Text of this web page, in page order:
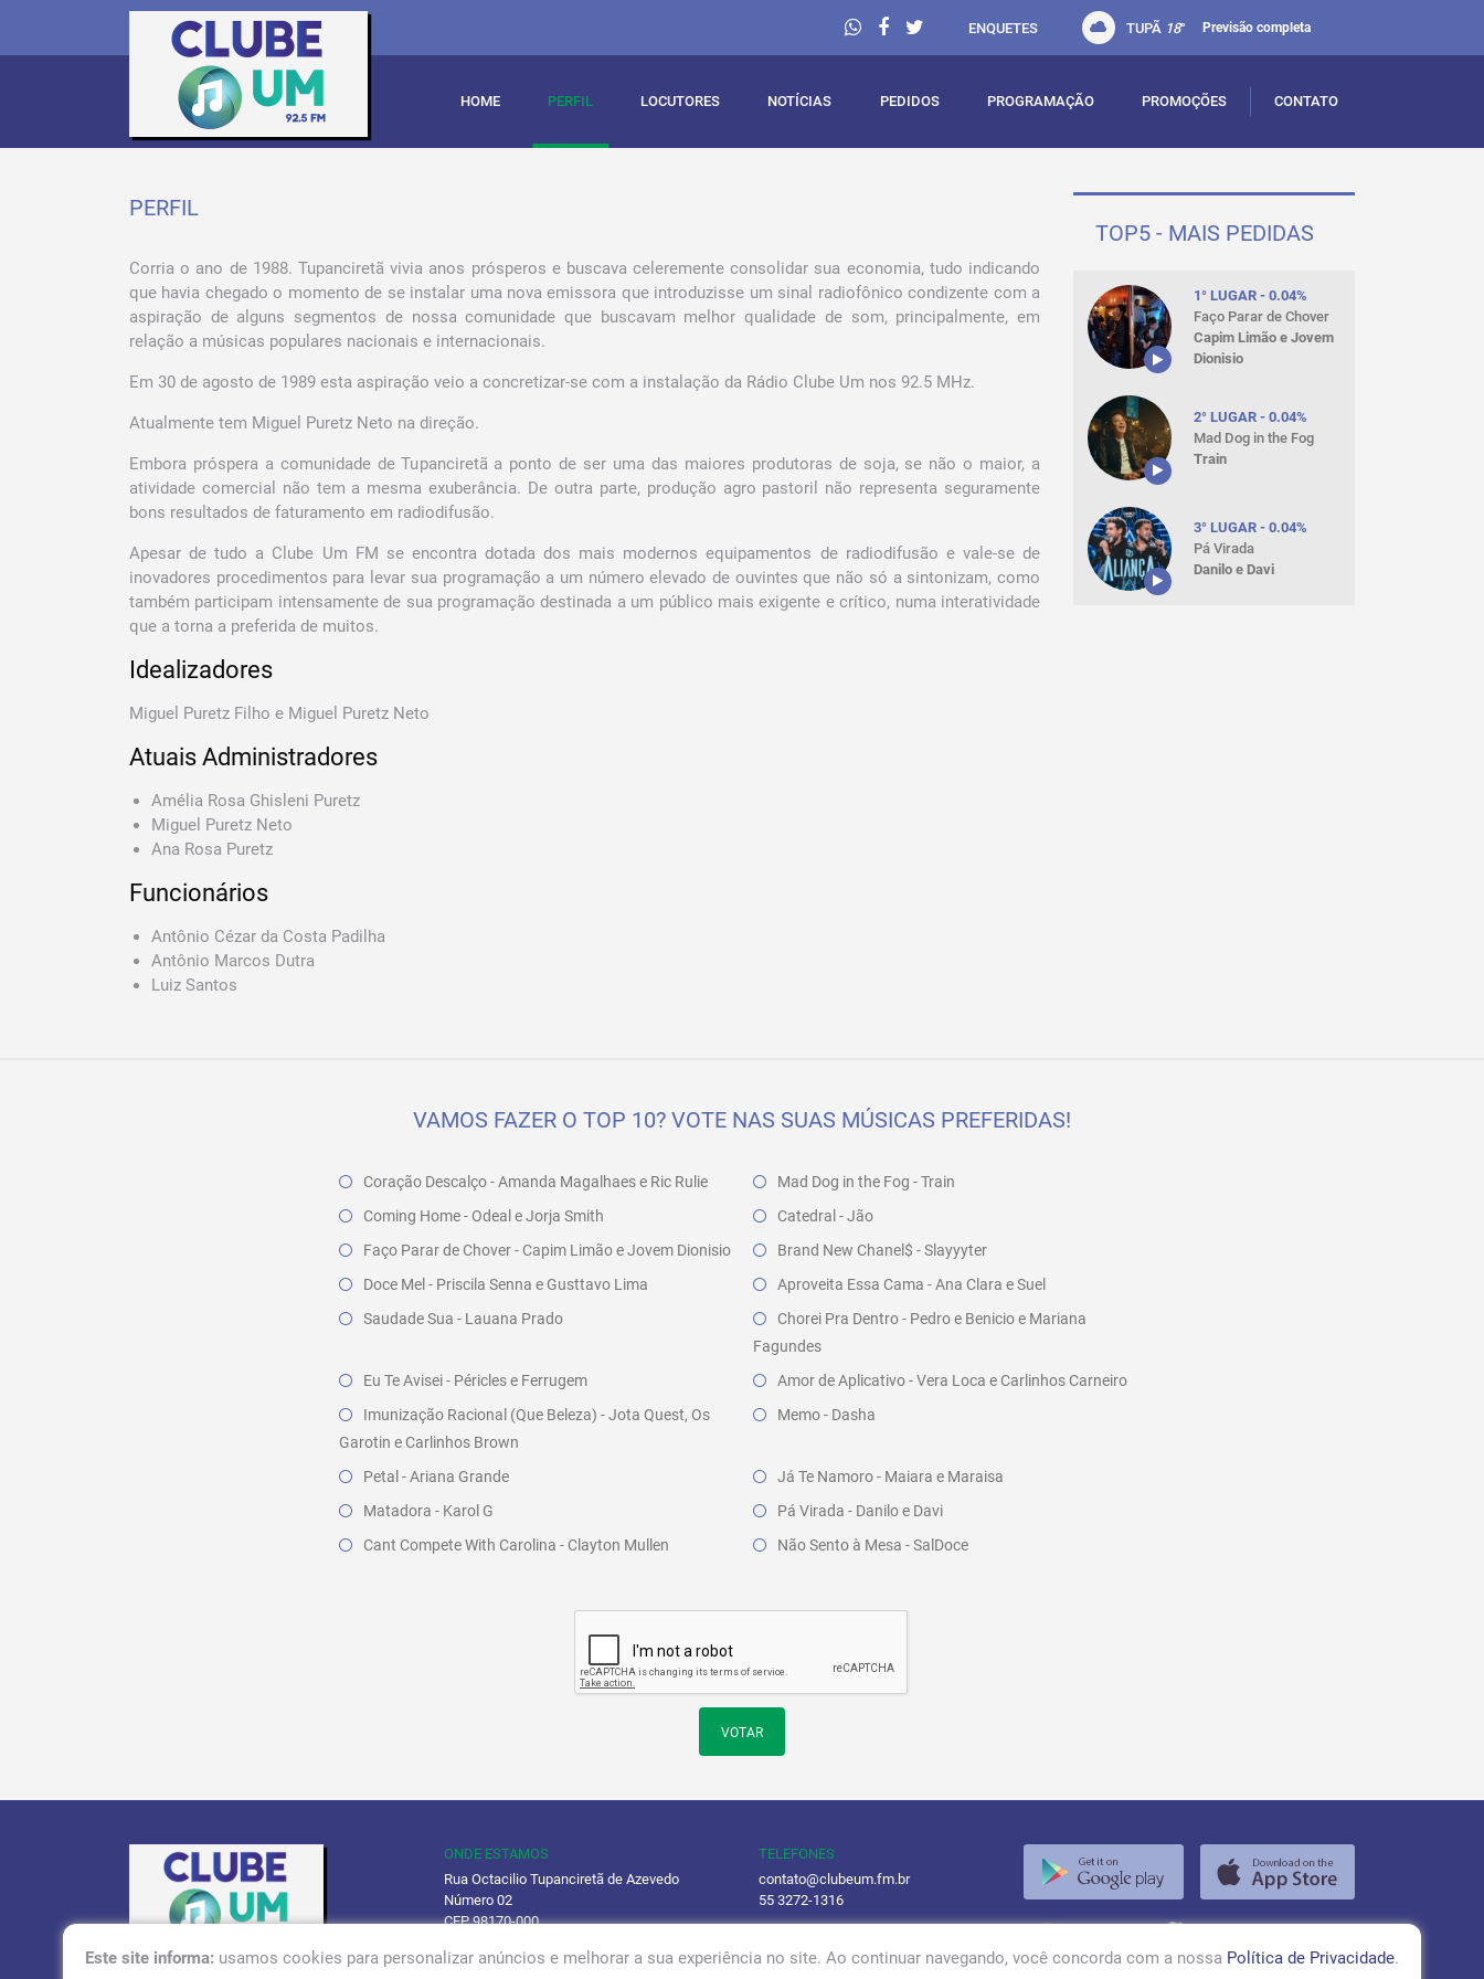
ENQUETES TUPÃ 18° Previsão completa
HOME PERFIL LOCUTORES NOTÍCIAS PEDIDOS PROGRAMAÇÃO PROMOÇÕES CONTATO
PERFIL
Corria o ano de 1988. Tupanciretã vivia anos prósperos e buscava celeremente consolidar sua economia, tudo indicando
que havia chegado o momento de se instalar uma nova emissora que introduzisse um sinal radiofônico condizente com a
aspiração de alguns segmentos de nossa comunidade que buscavam melhor qualidade de som, principalmente, em
relação a músicas populares nacionais e internacionais.
Em 30 de agosto de 1989 esta aspiração veio a concretizar-se com a instalação da Rádio Clube Um nos 92.5 MHz.
Atualmente tem Miguel Puretz Neto na direção.
Embora próspera a comunidade de Tupanciretã a ponto de ser uma das maiores produtoras de soja, se não o maior, a
atividade comercial não tem a mesma exuberância. De outra parte, produção agro pastoril não representa seguramente
bons resultados de faturamento em radiodifusão.
Apesar de tudo a Clube Um FM se encontra dotada dos mais modernos equipamentos de radiodifusão e vale-se de
inovadores procedimentos para levar sua programação a um número elevado de ouvintes que não só a sintonizam, como
também participam intensamente de sua programação destinada a um público mais exigente e crítico, numa interatividade
que a torna a preferida de muitos.
Idealizadores
Miguel Puretz Filho e Miguel Puretz Neto
Atuais Administradores
Amélia Rosa Ghisleni Puretz
Miguel Puretz Neto
Ana Rosa Puretz
Funcionários
Antônio Cézar da Costa Padilha
Antônio Marcos Dutra
Luiz Santos
TOP5 - MAIS PEDIDAS
1° LUGAR - 0.04%
Faço Parar de Chover
Capim Limão e Jovem
Dionisio
2° LUGAR - 0.04%
Mad Dog in the Fog
Train
3° LUGAR - 0.04%
Pá Virada
Danilo e Davi
VAMOS FAZER O TOP 10? VOTE NAS SUAS MÚSICAS PREFERIDAS!
Coração Descalço - Amanda Magalhaes e Ric Rulie
Mad Dog in the Fog - Train
Coming Home - Odeal e Jorja Smith
Catedral - Jão
Faço Parar de Chover - Capim Limão e Jovem Dionisio
Brand New Chanel$ - Slayyyter
Doce Mel - Priscila Senna e Gusttavo Lima
Aproveita Essa Cama - Ana Clara e Suel
Saudade Sua - Lauana Prado
Chorei Pra Dentro - Pedro e Benicio e Mariana
Fagundes
Eu Te Avisei - Péricles e Ferrugem
Amor de Aplicativo - Vera Loca e Carlinhos Carneiro
Imunização Racional (Que Beleza) - Jota Quest, Os
Garotin e Carlinhos Brown
Memo - Dasha
Petal - Ariana Grande
Já Te Namoro - Maiara e Maraisa
Matadora - Karol G
Pá Virada - Danilo e Davi
Cant Compete With Carolina - Clayton Mullen
Não Sento à Mesa - SalDoce
VOTAR
ONDE ESTAMOS
Rua Octacilio Tupanciretã de Azevedo
Número 02
CEP 98170-000
Política de Privacidade
TELEFONES
contato@clubeum.fm.br
55 3272-1316
ACESSAR!
Este site informa: usamos cookies para personalizar anúncios e melhorar a sua experiência no site. Ao continuar navegando, você concorda com a nossa Política de Privacidade.